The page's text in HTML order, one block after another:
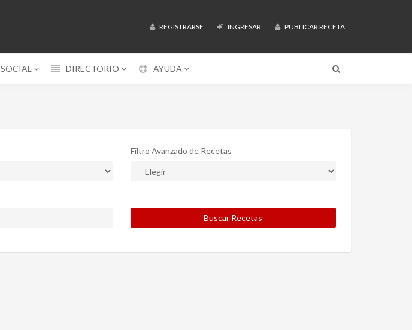
REGISTRARSE INGRESAR PUBLICAR RECETA
SOCIAL DIRECTORIO AYUDA
Filtro Avanzado de Recetas
Buscar Recetas